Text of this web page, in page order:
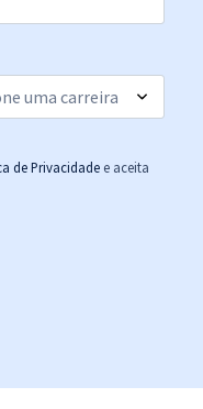
R$ 311,92à vista
Economize R$ 77,98
de Privacidade e aceita